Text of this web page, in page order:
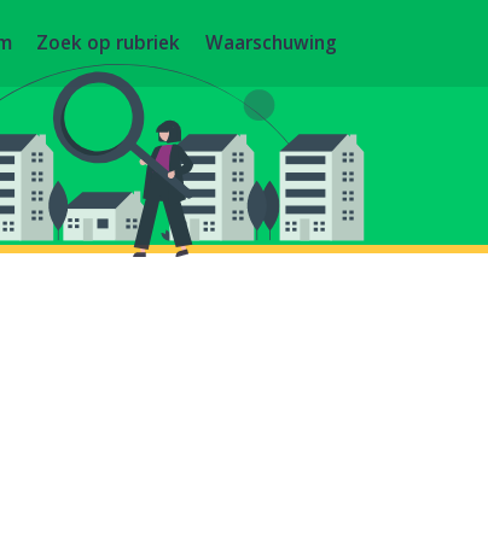
Zoek op rubriek Waarschuwing